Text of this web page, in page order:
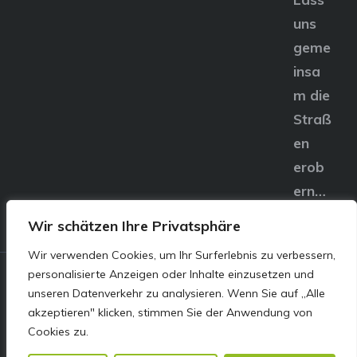
Wir schätzen Ihre Privatsphäre
Wir verwenden Cookies, um Ihr Surferlebnis zu verbessern,
personalisierte Anzeigen oder Inhalte einzusetzen und
unseren Datenverkehr zu analysieren. Wenn Sie auf „Alle
akzeptieren" klicken, stimmen Sie der Anwendung von
Cookies zu.
uns
geme
insa
m die
Straß
en
erob
ern…
© E&S Motors GmbH,
Linzer Straße 83 4240
Freistadt